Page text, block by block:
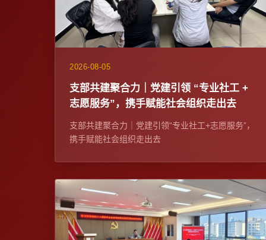
2026-08-05
支部共建聚合力｜党建引领 “专业社工 +
志愿服务”，携手赋能社会组织走出去
支部共建聚合力｜党建引领“专业社工+志愿服务”，
携手赋能社会组织走出去